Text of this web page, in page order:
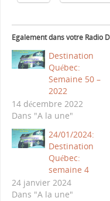
Egalement dans votre Radio
Destination
Québec:
Semaine 50 –
2022
14 décembre 2022
Dans "A la une"
24/01/2024:
Destination
Québec:
semaine 4
24 janvier 2024
Dans "A la une"